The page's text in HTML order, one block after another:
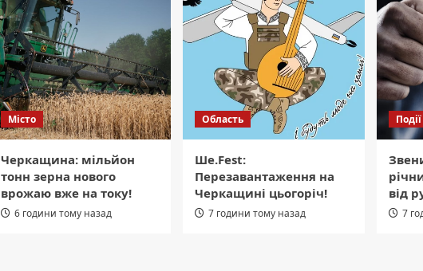
Місто
Черкащина: мільйон
тонн зерна нового
врожаю вже на току!
6 години тому назад
Область
Ше.Fest:
Перезавантаження на
Черкащині цьогоріч!
7 години тому назад
Події
від
7